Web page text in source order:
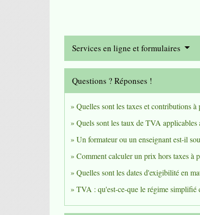
Services en ligne et formulaires
Questions ? Réponses !
Quelles sont les taxes et contributions
Quels sont les taux de TVA applicables
Un formateur ou un enseignant est-il
Comment calculer un prix hors taxes à
Quelles sont les dates d'exigibilité en
TVA : qu'est-ce-que le régime simplifié